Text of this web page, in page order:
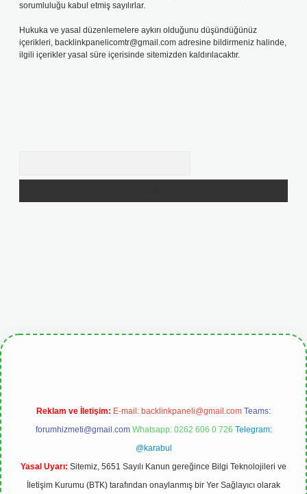
sorumluluğu kabul etmiş sayılırlar.
Hukuka ve yasal düzenlemelere aykırı olduğunu düşündüğünüz
içerikleri, backlinkpanelicomtr@gmail.com adresine bildirmeniz halinde,
ilgili içerikler yasal süre içerisinde sitemizden kaldırılacaktır.
Reklam ve İletişim: E-mail: backlinkpaneli@gmail.com Teams:
forumhizmeti@gmail.com Whatsapp: 0262 606 0 726 Telegram:
@karabul
Yasal Uyarı: Sitemiz, 5651 Sayılı Kanun gereğince Bilgi Teknolojileri ve
İletişim Kurumu (BTK) tarafından onaylanmış bir Yer Sağlayıcı olarak